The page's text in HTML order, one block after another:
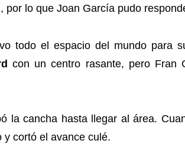
lo que Joan García pudo
todo el espacio del mundo para
con un centro rasante, pero Fran
la cancha hasta llegar al área.
cortó el avance culé.